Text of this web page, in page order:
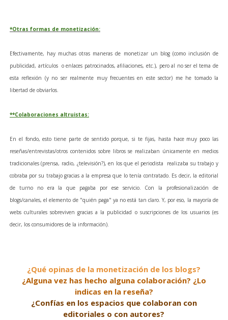
*Otras formas de monetización:
Efectivamente, hay muchas otras maneras de monetizar un blog (como inclusión de
publicidad, artículos o enlaces patrocinados, afiliaciones, etc.), pero al no ser el tema de
esta reflexión (y no ser realmente muy frecuentes en este sector) me he tomado la
libertad de obviarlos.
**Colaboraciones altruistas:
En el fondo, esto tiene parte de sentido porque, si te fijas, hasta hace muy poco las
reseñas/entrevistas/otros contenidos sobre libros se realizaban únicamente en medios
tradicionales (prensa, radio, ¿televisión?), en los que el periodista realizaba su trabajo y
cobraba por su trabajo gracias a la empresa que lo tenía contratado. Es decir, la editorial
de turno no era la que pagaba por ese servicio. Con la profesionalización de
blogs/canales, el elemento de "quién paga" ya no está tan claro. Y, por eso, la mayoría de
webs culturales sobreviven gracias a la publicidad o suscripciones de los usuarios (es
decir, los consumidores de la información).
¿Qué opinas de la monetización de los blogs?
¿Alguna vez has hecho alguna colaboración? ¿Lo
indicas en la reseña?
¿Confías en los espacios que colaboran con
editoriales o con autores?